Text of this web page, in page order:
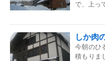
で、上っ
しか肉
今朝のひ
積もりま